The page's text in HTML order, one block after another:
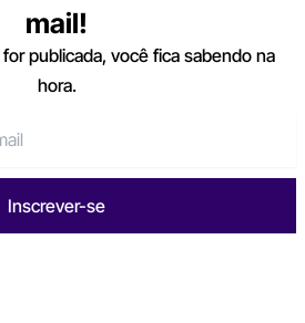
mail!
publicada, você fica sabendo na
hora.
Inscrever-se